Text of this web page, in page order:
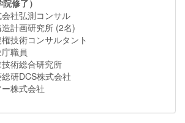
修了）
社弘測コンサル
計画研究所 (2名)
技術コンサルタント
職員
技術総合研究所
研DCS株式会社
株式会社